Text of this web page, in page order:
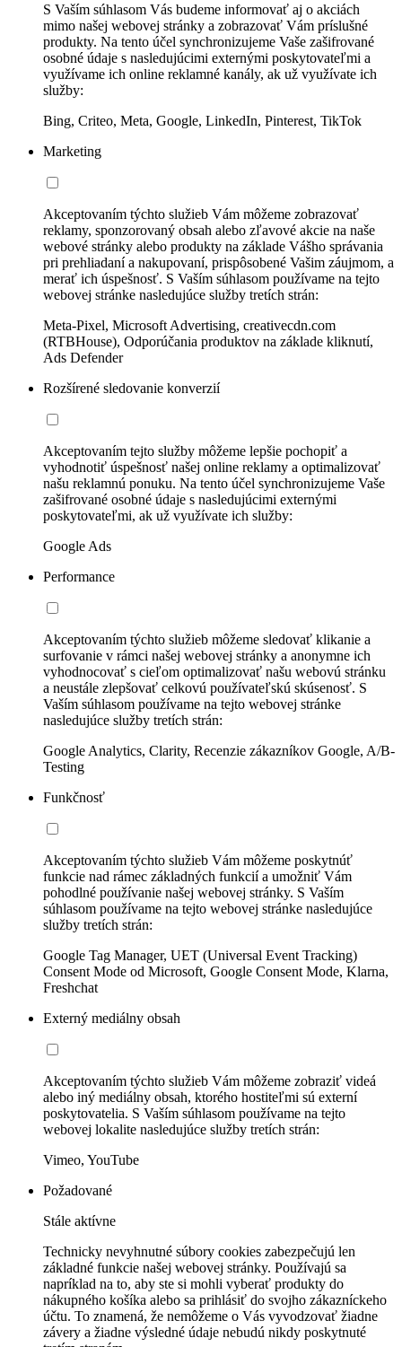
S Vaším súhlasom Vás budeme informovať aj o akciách
mimo našej webovej stránky a zobrazovať Vám príslušné
produkty. Na tento účel synchronizujeme Vaše zašifrované
osobné údaje s nasledujúcimi externými poskytovateľmi a
využívame ich online reklamné kanály, ak už využívate ich
služby:
Bing, Criteo, Meta, Google, LinkedIn, Pinterest, TikTok
Marketing
Akceptovaním týchto služieb Vám môžeme zobrazovať
reklamy, sponzorovaný obsah alebo zľavové akcie na naše
webové stránky alebo produkty na základe Vášho správania
pri prehliadaní a nakupovaní, prispôsobené Vašim záujmom, a
merať ich úspešnosť. S Vaším súhlasom používame na tejto
webovej stránke nasledujúce služby tretích strán:
Meta-Pixel, Microsoft Advertising, creativecdn.com
(RTBHouse), Odporúčania produktov na základe kliknutí,
Ads Defender
Rozšírené sledovanie konverzií
Akceptovaním tejto služby môžeme lepšie pochopiť a
vyhodnotiť úspešnosť našej online reklamy a optimalizovať
našu reklamnú ponuku. Na tento účel synchronizujeme Vaše
zašifrované osobné údaje s nasledujúcimi externými
poskytovateľmi, ak už využívate ich služby:
Google Ads
Performance
Akceptovaním týchto služieb môžeme sledovať klikanie a
surfovanie v rámci našej webovej stránky a anonymne ich
vyhodnocovať s cieľom optimalizovať našu webovú stránku
a neustále zlepšovať celkovú používateľskú skúsenosť. S
Vaším súhlasom používame na tejto webovej stránke
nasledujúce služby tretích strán:
Google Analytics, Clarity, Recenzie zákazníkov Google, A/B-
Testing
Funkčnosť
Akceptovaním týchto služieb Vám môžeme poskytnúť
funkcie nad rámec základných funkcií a umožniť Vám
pohodlné používanie našej webovej stránky. S Vaším
súhlasom používame na tejto webovej stránke nasledujúce
služby tretích strán:
Google Tag Manager, UET (Universal Event Tracking)
Consent Mode od Microsoft, Google Consent Mode, Klarna,
Freshchat
Externý mediálny obsah
Akceptovaním týchto služieb Vám môžeme zobraziť videá
alebo iný mediálny obsah, ktorého hostiteľmi sú externí
poskytovatelia. S Vaším súhlasom používame na tejto
webovej lokalite nasledujúce služby tretích strán:
Vimeo, YouTube
Požadované
Stále aktívne
Technicky nevyhnutné súbory cookies zabezpečujú len
základné funkcie našej webovej stránky. Používajú sa
napríklad na to, aby ste si mohli vyberať produkty do
nákupného košíka alebo sa prihlásiť do svojho zákazníckeho
účtu. To znamená, že nemôžeme o Vás vyvodzovať žiadne
závery a žiadne výsledné údaje nebudú nikdy poskytnuté